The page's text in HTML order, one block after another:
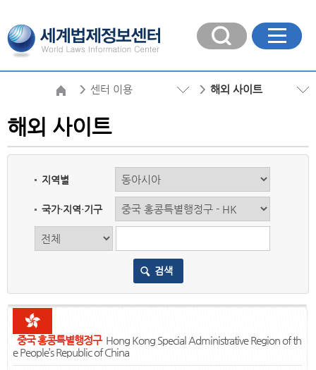
센터 이용 해외 사이트
해외 사이트
지역별
국가·지역·기구
검색
중국 홍콩특별행정구Hong Kong Special Administrative Region of th
e People’s Republic of China